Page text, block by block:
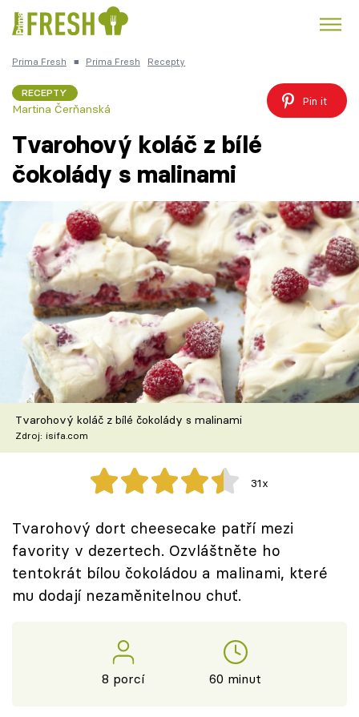
Česká kuchyně
Témata
Recepty
Články
TV Program
Škola vaření
Recepty z TV
Speciál: Cuketa
Těhotnej kuchař
Sledujte prima+
Přihlášení
Prima Fresh ■ Prima Fresh Recepty
RECEPTY
Martina Čerňanská
Pin it
Tvarohový koláč z bílé
čokolády s malinami
Tvarohový koláč z bílé čokolády s malinami
Zdroj: isifa.com
31x
Tvarohový dort cheesecake patří mezi
favority v dezertech. Ozvláštněte ho
tentokrát bílou čokoládou a malinami, které
mu dodají nezaměnitelnou chuť.
8 porcí 60 minut